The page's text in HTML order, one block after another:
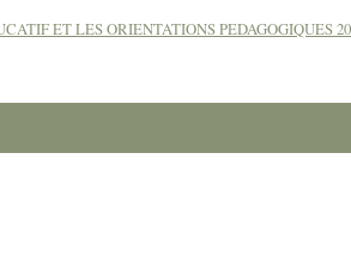
ET LES ORIENTATIONS PEDAGOGIQUES